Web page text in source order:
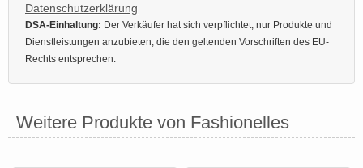
Datenschutzerklärung
DSA-Einhaltung: Der Verkäufer hat sich verpflichtet, nur Produkte und
Dienstleistungen anzubieten, die den geltenden Vorschriften des EU-
Rechts entsprechen.
Weitere Produkte von Fashionelles